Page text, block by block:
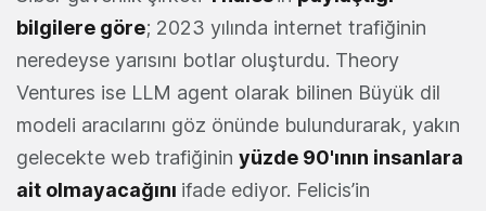
bilgilere göre; 2023 yılında internet trafiğinin
neredeyse yarısını botlar oluşturdu. Theory
Ventures ise LLM agent olarak bilinen Büyük dil
modeli aracılarını göz önünde bulundurarak, yakın
gelecekte web trafiğinin yüzde 90'ının insanlara
ait olmayacağını ifade ediyor. Felicis’in